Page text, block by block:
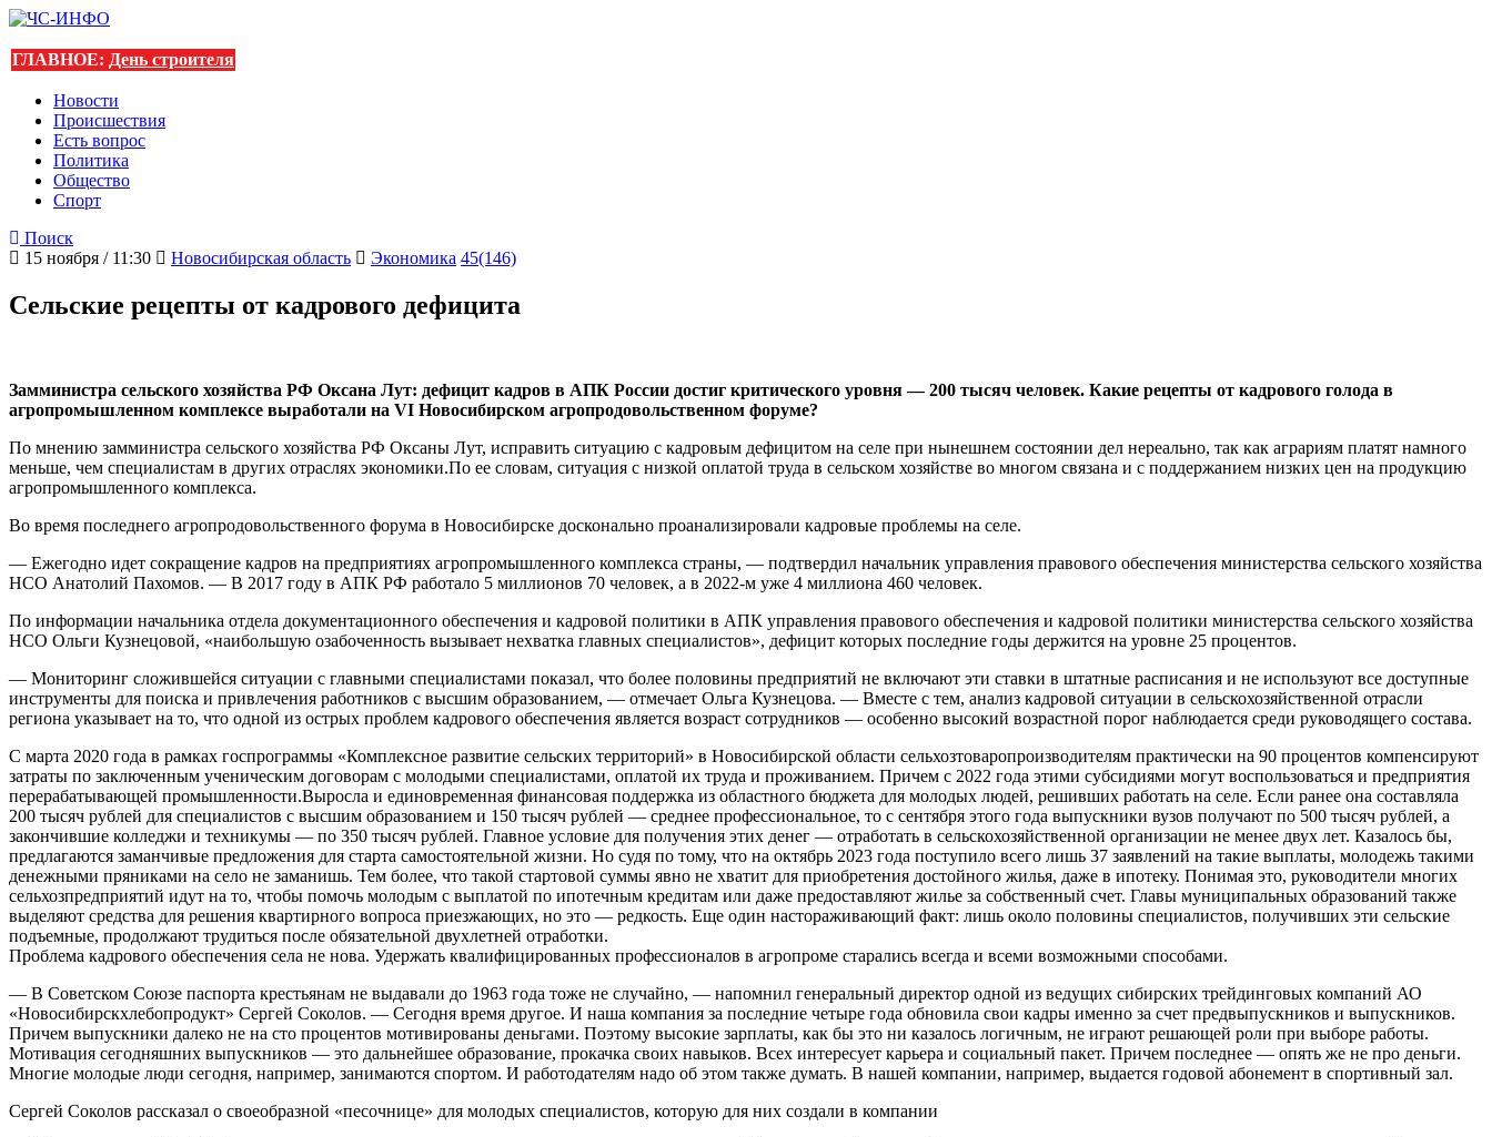
ГЛАВНОЕ: День строителя
Новости
Происшествия
Есть вопрос
Политика
Общество
Спорт
Поиск
15 ноября / 11:30
Новосибирская область Экономика 45(146)
Сельские рецепты от кадрового дефицита
Замминистра сельского хозяйства РФ Оксана Лут: дефицит кадров в АПК России достиг критического уровня — 200 тысяч человек. Какие рецепты от кадрового голода в
агропромышленном комплексе выработали на VI Новосибирском агропродовольственном форуме?
По мнению замминистра сельского хозяйства РФ Оксаны Лут, исправить ситуацию с кадровым дефицитом на селе при нынешнем состоянии дел нереально, так как аграриям платят намного
меньше, чем специалистам в других отраслях экономики.По ее словам, ситуация с низкой оплатой труда в сельском хозяйстве во многом связана и с поддержанием низких цен на продукцию
агропромышленного комплекса.
Во время последнего агропродовольственного форума в Новосибирске досконально проанализировали кадровые проблемы на селе.
— Ежегодно идет сокращение кадров на предприятиях агропромышленного комплекса страны, — подтвердил начальник управления правового обеспечения министерства сельского хозяйства
НСО Анатолий Пахомов. — В 2017 году в АПК РФ работало 5 миллионов 70 человек, а в 2022-м уже 4 миллиона 460 человек.
По информации начальника отдела документационного обеспечения и кадровой политики в АПК управления правового обеспечения и кадровой политики министерства сельского хозяйства
НСО Ольги Кузнецовой, «наибольшую озабоченность вызывает нехватка главных специалистов», дефицит которых последние годы держится на уровне 25 процентов.
— Мониторинг сложившейся ситуации с главными специалистами показал, что более половины предприятий не включают эти ставки в штатные расписания и не используют все доступные
инструменты для поиска и привлечения работников с высшим образованием, — отмечает Ольга Кузнецова. — Вместе с тем, анализ кадровой ситуации в сельскохозяйственной отрасли
региона указывает на то, что одной из острых проблем кадрового обеспечения является возраст сотрудников — особенно высокий возрастной порог наблюдается среди руководящего состава.
С марта 2020 года в рамках госпрограммы «Комплексное развитие сельских территорий» в Новосибирской области сельхозтоваропроизводителям практически на 90 процентов компенсируют
затраты по заключенным ученическим договорам с молодыми специалистами, оплатой их труда и проживанием. Причем с 2022 года этими субсидиями могут воспользоваться и предприятия
перерабатывающей промышленности.Выросла и единовременная финансовая поддержка из областного бюджета для молодых людей, решивших работать на селе. Если ранее она составляла
200 тысяч рублей для специалистов с высшим образованием и 150 тысяч рублей — среднее профессиональное, то с сентября этого года выпускники вузов получают по 500 тысяч рублей, а
закончившие колледжи и техникумы — по 350 тысяч рублей. Главное условие для получения этих денег — отработать в сельскохозяйственной организации не менее двух лет. Казалось бы,
предлагаются заманчивые предложения для старта самостоятельной жизни. Но судя по тому, что на октябрь 2023 года поступило всего лишь 37 заявлений на такие выплаты, молодежь такими
денежными пряниками на село не заманишь. Тем более, что такой стартовой суммы явно не хватит для приобретения достойного жилья, даже в ипотеку. Понимая это, руководители многих
сельхозпредприятий идут на то, чтобы помочь молодым с выплатой по ипотечным кредитам или даже предоставляют жилье за собственный счет. Главы муниципальных образований также
выделяют средства для решения квартирного вопроса приезжающих, но это — редкость. Еще один настораживающий факт: лишь около половины специалистов, получивших эти сельские
подъемные, продолжают трудиться после обязательной двухлетней отработки.
Проблема кадрового обеспечения села не нова. Удержать квалифицированных профессионалов в агропроме старались всегда и всеми возможными способами.
— В Советском Союзе паспорта крестьянам не выдавали до 1963 года тоже не случайно, — напомнил генеральный директор одной из ведущих сибирских трейдинговых компаний АО
«Новосибирскхлебопродукт» Сергей Соколов. — Сегодня время другое. И наша компания за последние четыре года обновила свои кадры именно за счет предвыпускников и выпускников.
Причем выпускники далеко не на сто процентов мотивированы деньгами. Поэтому высокие зарплаты, как бы это ни казалось логичным, не играют решающей роли при выборе работы.
Мотивация сегодняшних выпускников — это дальнейшее образование, прокачка своих навыков. Всех интересует карьера и социальный пакет. Причем последнее — опять же не про деньги.
Многие молодые люди сегодня, например, занимаются спортом. И работодателям надо об этом также думать. В нашей компании, например, выдается годовой абонемент в спортивный зал.
Сергей Соколов рассказал о своеобразной «песочнице» для молодых специалистов, которую для них создали в компании